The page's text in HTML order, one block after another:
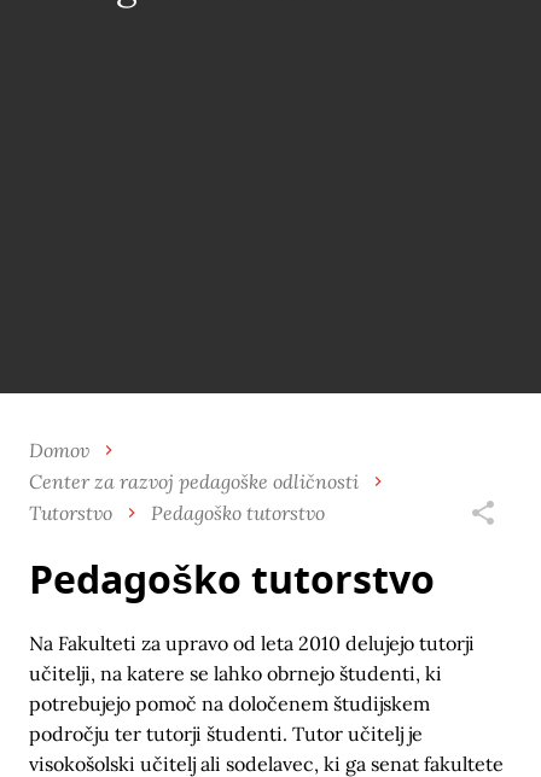
Domov
Center za razvoj pedagoške odličnosti
Tutorstvo
Pedagoško tutorstvo
Pedagoško tutorstvo
Na Fakulteti za upravo od leta 2010 delujejo tutorji
učitelji, na katere se lahko obrnejo študenti, ki
potrebujejo pomoč na določenem študijskem
področju ter tutorji študenti. Tutor učitelj je
visokošolski učitelj ali sodelavec, ki ga senat fakultete